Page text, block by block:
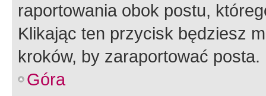
raportowania obok postu,
Klikając ten przycisk będziesz
kroków, by zaraportować posta.
Góra